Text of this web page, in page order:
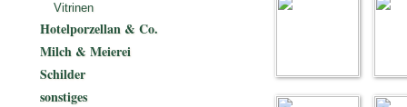
Vitrinen
Hotelporzellan & Co.
Milch & Meierei
Schilder
sonstiges